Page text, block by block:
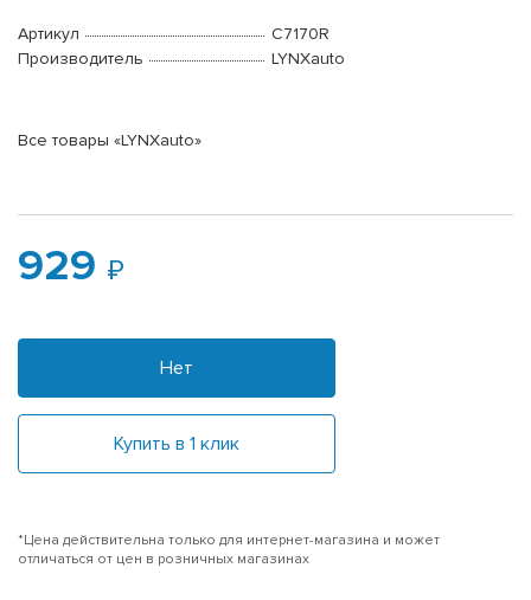
Артикул
C7170R
Производитель
LYNXauto
Все товары «LYNXauto»
929
Нет
Купить в 1 клик
*Цена действительна только для интернет-магазина и может
отличаться от цен в розничных магазинах